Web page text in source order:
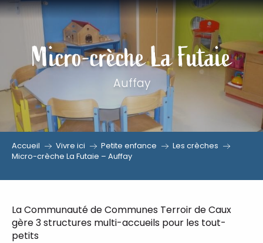
contenu
principalMicro-crèche La Futaie
Auffay
Accueil Vivre ici Petite enfance
Les crèches
Micro-crèche La Futaie – Auffay
La Communauté de Communes Terroir de Caux
gère 3 structures multi-accueils pour les tout-
petits